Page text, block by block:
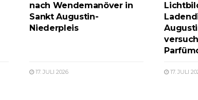
nach Wendemanöver in
Sankt Augustin-
Niederpleis
17. JULI 2026 17. JULI